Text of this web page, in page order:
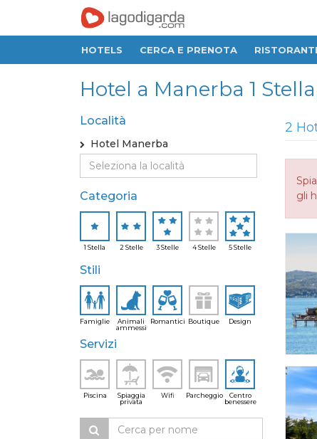
HOTELS CERCA E PRENOTA RISTORANTI
Hotel a Manerba 1
Località
Hotel Manerba
Categoria
1 Stella 2 Stelle 3 Stelle 4 Stelle 5 Stelle
Stili
Famiglie
Animali
ammessi
Romantici Boutique Design
Servizi
Piscina
Spiaggia
privata
Wifi Parcheggio
Centro
benessere
2
gli